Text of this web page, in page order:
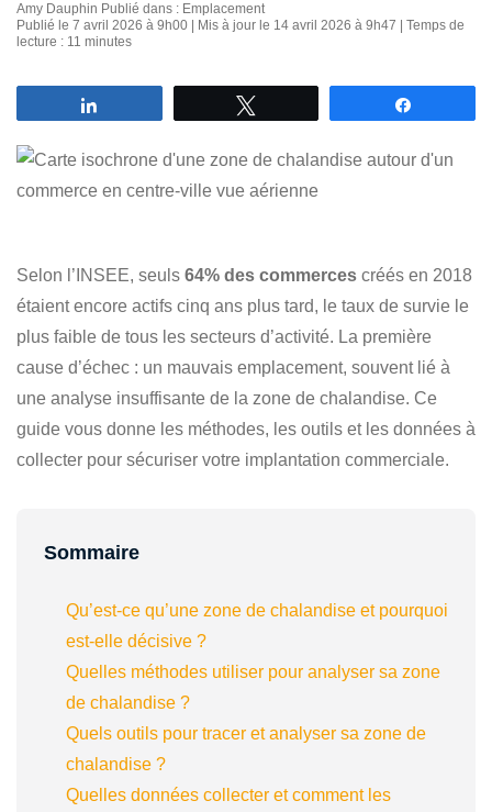
Amy Dauphin Publié dans : Emplacement
Publié le 7 avril 2026 à 9h00 | Mis à jour le 14 avril 2026 à 9h47 | Temps de
lecture : 11 minutes
Selon l’INSEE, seuls 64% des commerces créés en 2018
étaient encore actifs cinq ans plus tard, le taux de survie le
plus faible de tous les secteurs d’activité. La première
cause d’échec : un mauvais emplacement, souvent lié à
une analyse insuffisante de la zone de chalandise. Ce
guide vous donne les méthodes, les outils et les données à
collecter pour sécuriser votre implantation commerciale.
Sommaire
Qu’est-ce qu’une zone de chalandise et pourquoi
est-elle décisive ?
Quelles méthodes utiliser pour analyser sa zone
de chalandise ?
Quels outils pour tracer et analyser sa zone de
chalandise ?
Quelles données collecter et comment les